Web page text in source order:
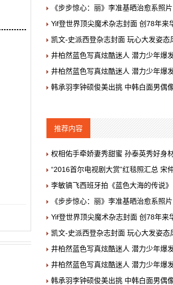
《步步惊心：丽》李准基晒治愈系照
Yif登世界顶尖魔术杂志封面 创78年来
凯文-史派西登杂志封面 玩心大发姿态
井柏然蓝色写真炫酷迷人 潜力少年爆
井柏然蓝色写真炫酷迷人 潜力少年爆
韩承羽李钟硕俊美出挑 中韩白面男偶
推荐内容
权相佑手牵娇妻秀甜蜜 孙泰英秀好身
“2016首尔电视剧大赏”红毯照汇总 宋
李敏镐飞西班牙拍《蓝色大海的传说
《步步惊心：丽》李准基晒治愈系照
Yif登世界顶尖魔术杂志封面 创78年来
凯文-史派西登杂志封面 玩心大发姿态
井柏然蓝色写真炫酷迷人 潜力少年爆
井柏然蓝色写真炫酷迷人 潜力少年爆
韩承羽李钟硕俊美出挑 中韩白面男偶